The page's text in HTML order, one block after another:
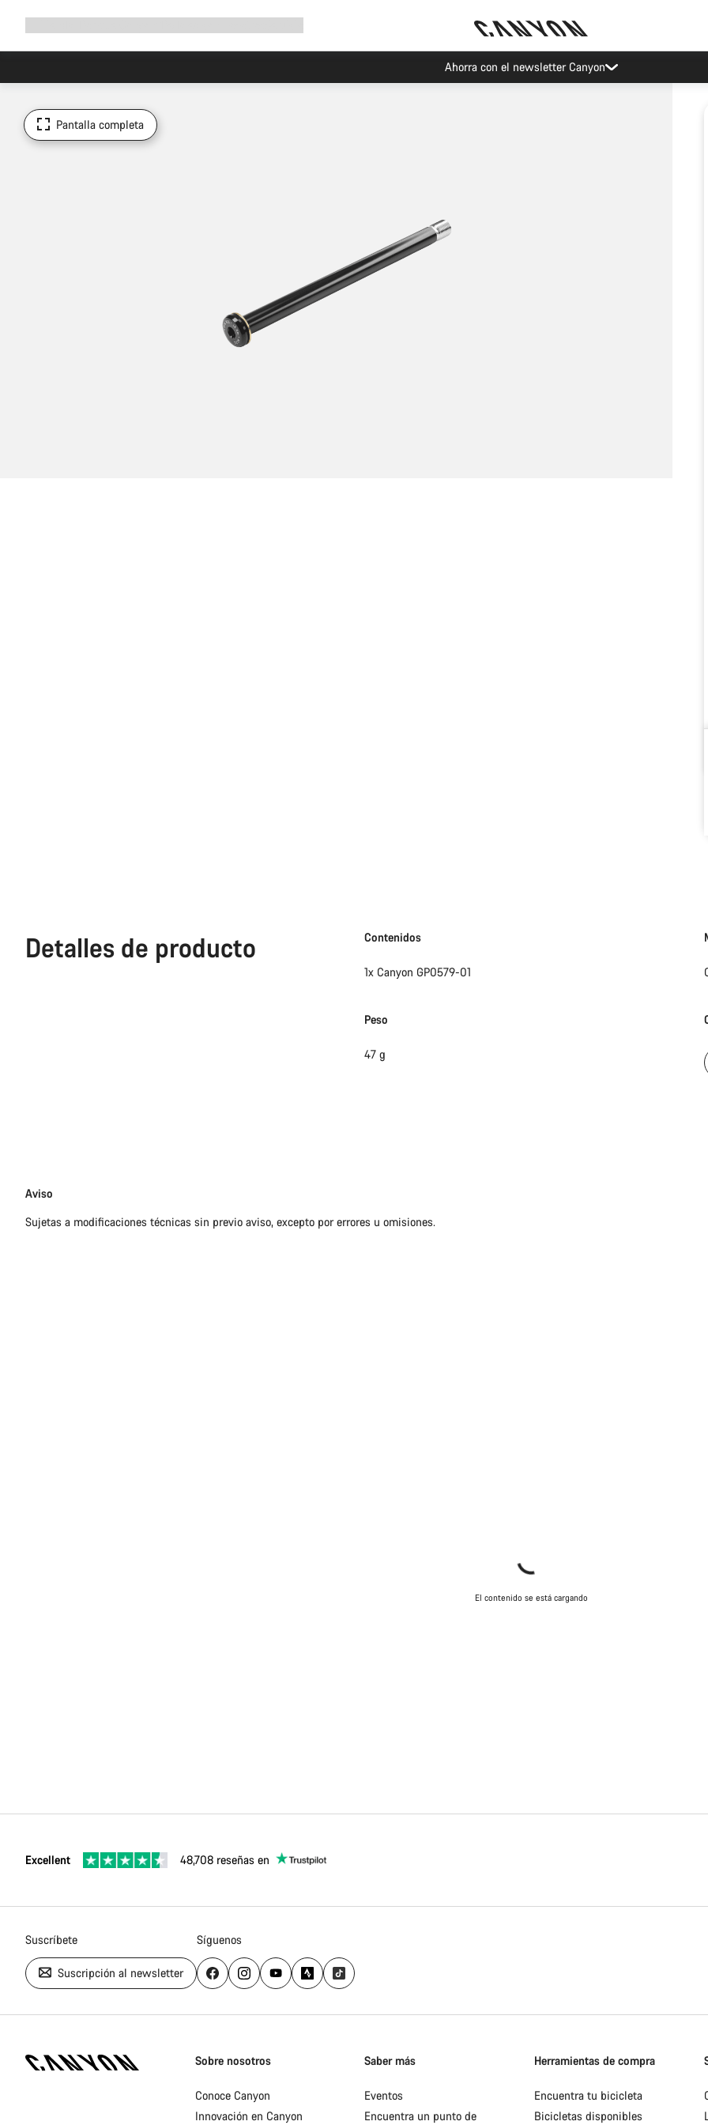
Ahorra con el newsletter Canyon
Pantalla completa
Detalles de producto Contenidos
1x Canyon GP0579-01
Peso
47 g
Exención
responsabilidades
Aviso
Sujetas a modificaciones técnicas sin previo aviso, excepto por errores u omisiones.
El contenido se está cargando
Excellent 48,708 reseñas en
Suscríbete
Suscripción al newsletter
Síguenos
Homepage
Sobre nosotros
Conoce Canyon
Innovación en Canyon
Saber más
Eventos
Encuentra un punto de
Herramientas de compra
Encuentra tu bicicleta
Bicicletas disponibles